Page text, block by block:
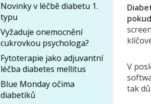
V
tak
Novinky v léčbě diabetu 1.
typu
Vyžaduje onemocnění
cukrovkou psychologa?
Fytoterapie jako adjuvantní
léčba diabetes mellitus
Blue Monday očima
diabetiků